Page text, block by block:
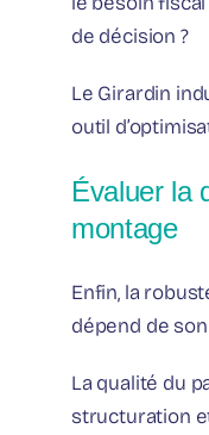
de décision ?
Le Girardin
outil
Évaluer la
montage
Enfin, la
dépend de
La qualité du
structuration